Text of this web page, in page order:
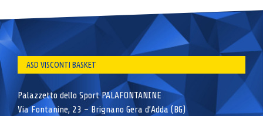
ASD VISCONTI BASKET
Palazzetto dello Sport PALAFONTANINE
Via Fontanine, 23 – Brignano Gera d’Adda (BG)